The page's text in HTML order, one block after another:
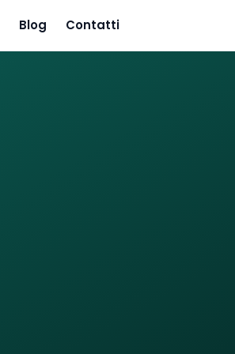
Blog Contatti